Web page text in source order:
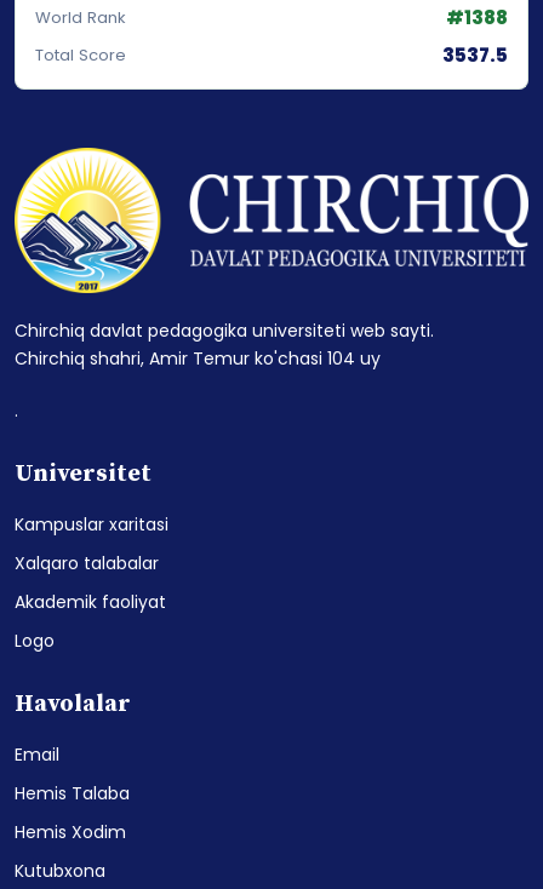
World Rank #1388
Total Score 3537.5
Chirchiq davlat pedagogika universiteti web sayti.
Chirchiq shahri, Amir Temur ko'chasi 104 uy
.
Universitet
Kampuslar xaritasi
Xalqaro talabalar
Akademik faoliyat
Logo
Havolalar
Email
Hemis Talaba
Hemis Xodim
Kutubxona